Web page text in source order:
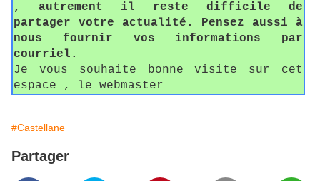
, autrement il reste difficile de
partager votre actualité. Pensez aussi à
nous fournir vos informations par
courriel.
Je vous souhaite bonne visite sur cet
espace , le webmaster
#Castellane
Partager